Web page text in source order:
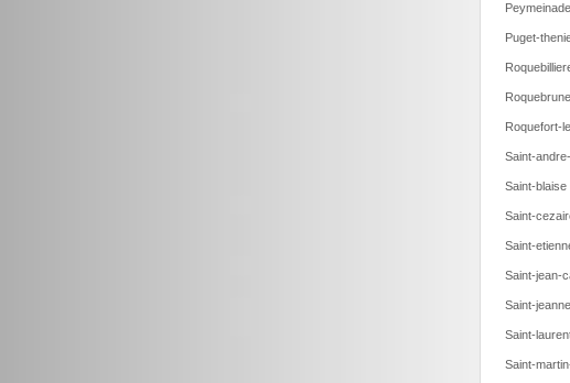
Puget-
Roquefort-
Saint-
Saint-blaise
Saint-
Saint-
Saint-jean-
Saint-
Saint-
Saint-